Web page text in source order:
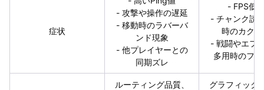
症状
- 攻撃や操作の遅延
- 移動時のラバーバ
ンド現象
- 他プレイヤーとの
同期ズレ
- FPS低
- チャンク読
時のカク
- 戦闘やエフ
多用時のフ
ルーティング品質、
グラフィック